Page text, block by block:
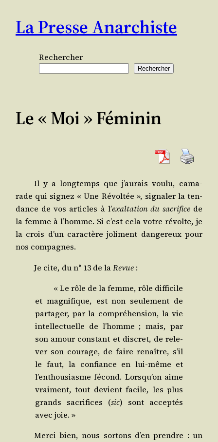
contenu
La Presse Anarchiste
Rechercher
Rechercher
Le « Moi » Féminin
Il y a long­temps que j’aurais vou­lu, cama­
rade qui signez « Une Révol­tée », signa­ler la ten­
dance de vos articles à l’exal­ta­tion du sacri­ficede
la femme à l’homme. Si c’est cela votre révolte, je
la crois d’un carac­tère joli­ment dan­ge­reux pour
nos compagnes.
Je cite, du n° 13 de laRevue:
« Le rôle de la femme, rôle dif­fi­cile
et magni­fique, est non seule­ment de
par­ta­ger, par la com­pré­hen­sion, la vie
intel­lec­tuelle de l’homme ; mais, par
son amour constant et dis­cret, de rele­
ver son cou­rage, de faire renaître, s’il
le faut, la confiance en lui-même et
l’enthousiasme fécond. Lorsqu’on aime
vrai­ment, tout devient facile, les plus
grands sacri­fices (sic) sont accep­tés
avec joie. »
Mer­ci bien, nous sor­tons d’en prendre : un